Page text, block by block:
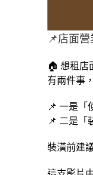
📌店面
🏠 想租店
有兩件事
📌 一是「
📌 二是「
裝潢前建